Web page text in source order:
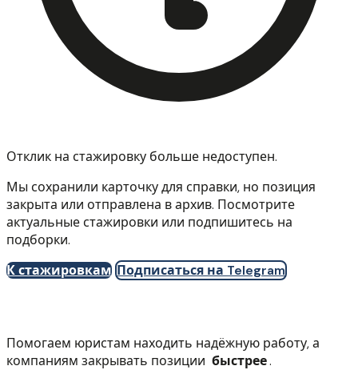
Отклик на стажировку больше недоступен.
Мы сохранили карточку для справки, но позиция
закрыта или отправлена в архив. Посмотрите
актуальные стажировки или подпишитесь на
подборки.
К стажировкам Подписаться на Telegram
Помогаем юристам находить надёжную работу, а
компаниям закрывать позиции быстрее.